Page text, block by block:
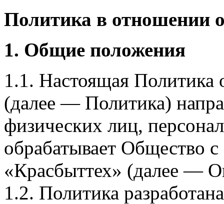
Политика в отношении
1. Общие положения
1.1. Настоящая Политика
(далее — Политика)
физических лиц,
обрабатывает Общество
«Красбыттех» (далее —
1.2. Политика